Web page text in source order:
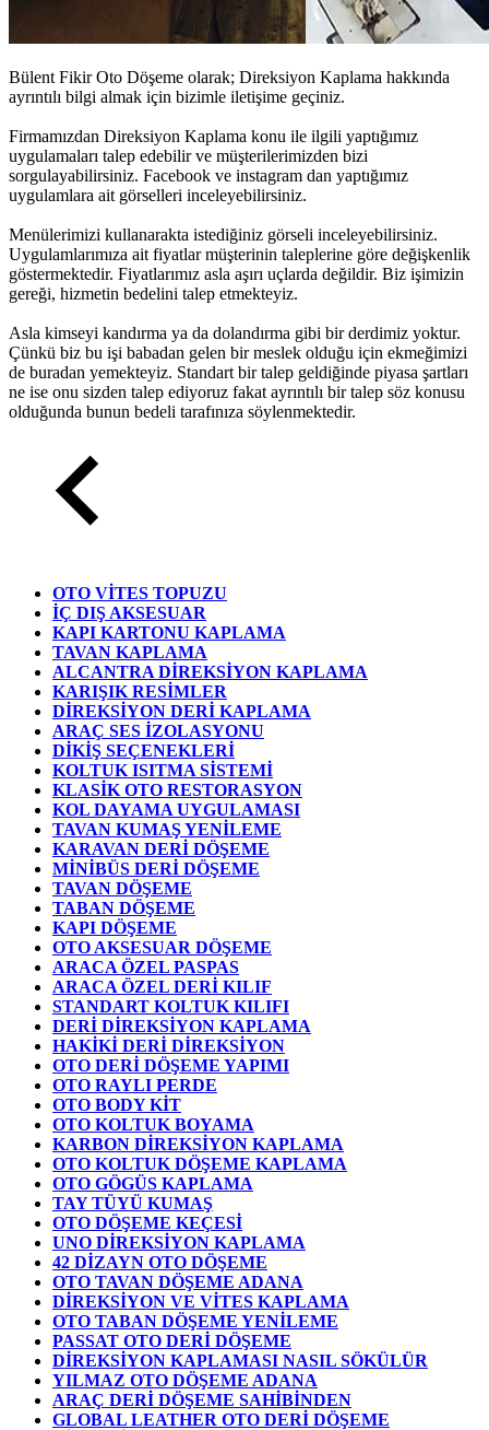
Bülent Fikir Oto Döşeme olarak; Direksiyon Kaplama hakkında
ayrıntılı bilgi almak için bizimle iletişime geçiniz.
Firmamızdan Direksiyon Kaplama konu ile ilgili yaptığımız
uygulamaları talep edebilir ve müşterilerimizden bizi
sorgulayabilirsiniz. Facebook ve instagram dan yaptığımız
uygulamlara ait görselleri inceleyebilirsiniz.
Menülerimizi kullanarakta istediğiniz görseli inceleyebilirsiniz.
Uygulamlarımıza ait fiyatlar müşterinin taleplerine göre değişkenlik
göstermektedir. Fiyatlarımız asla aşırı uçlarda değildir. Biz işimizin
gereği, hizmetin bedelini talep etmekteyiz.
Asla kimseyi kandırma ya da dolandırma gibi bir derdimiz yoktur.
Çünkü biz bu işi babadan gelen bir meslek olduğu için ekmeğimizi
de buradan yemekteyiz. Standart bir talep geldiğinde piyasa şartları
ne ise onu sizden talep ediyoruz fakat ayrıntılı bir talep söz konusu
olduğunda bunun bedeli tarafınıza söylenmektedir.
OTO VİTES TOPUZU
İÇ DIŞ AKSESUAR
KAPI KARTONU KAPLAMA
TAVAN KAPLAMA
ALCANTRA DİREKSİYON KAPLAMA
KARIŞIK RESİMLER
DİREKSİYON DERİ KAPLAMA
ARAÇ SES İZOLASYONU
DİKİŞ SEÇENEKLERİ
KOLTUK ISITMA SİSTEMİ
KLASİK OTO RESTORASYON
KOL DAYAMA UYGULAMASI
TAVAN KUMAŞ YENİLEME
KARAVAN DERİ DÖŞEME
MİNİBÜS DERİ DÖŞEME
TAVAN DÖŞEME
TABAN DÖŞEME
KAPI DÖŞEME
OTO AKSESUAR DÖŞEME
ARACA ÖZEL PASPAS
ARACA ÖZEL DERİ KILIF
STANDART KOLTUK KILIFI
DERİ DİREKSİYON KAPLAMA
HAKİKİ DERİ DİREKSİYON
OTO DERİ DÖŞEME YAPIMI
OTO RAYLI PERDE
OTO BODY KİT
OTO KOLTUK BOYAMA
KARBON DİREKSİYON KAPLAMA
OTO KOLTUK DÖŞEME KAPLAMA
OTO GÖGÜS KAPLAMA
TAY TÜYÜ KUMAŞ
OTO DÖŞEME KEÇESİ
UNO DİREKSİYON KAPLAMA
42 DİZAYN OTO DÖŞEME
OTO TAVAN DÖŞEME ADANA
DİREKSİYON VE VİTES KAPLAMA
OTO TABAN DÖŞEME YENİLEME
PASSAT OTO DERİ DÖŞEME
DİREKSİYON KAPLAMASI NASIL SÖKÜLÜR
YILMAZ OTO DÖŞEME ADANA
ARAÇ DERİ DÖŞEME SAHİBİNDEN
GLOBAL LEATHER OTO DERİ DÖŞEME